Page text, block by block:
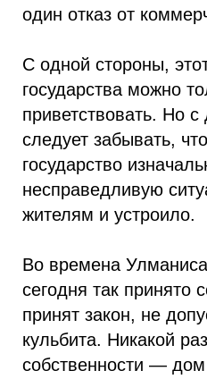
один отказ от
С одной стороны,
государства можно
приветствовать. Но
следует забывать,
государство
несправедливую
жителям и устроило.
Во времена
сегодня так принято
принят закон, не
кульбита. Никакой
собственности —